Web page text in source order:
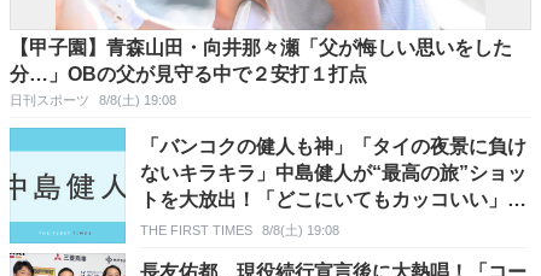
【甲子園】青森山田・向井那々瀬「父が悔しい思いをした
分…」OBの父が見守る中で２安打１打点
日刊スポーツ 8/8(土) 19:08
「バンコクの健人も神」「タイの夜景に負け
ないキラキラ」中島健人が“最高の旅”ショッ
トを大放出！「どこにいてもカッコいい」
「顔が小さい！」の声
THE FIRST TIMES 8/8(土) 19:08
長友佑都、現役続行宣言後に大熱唱！「コー